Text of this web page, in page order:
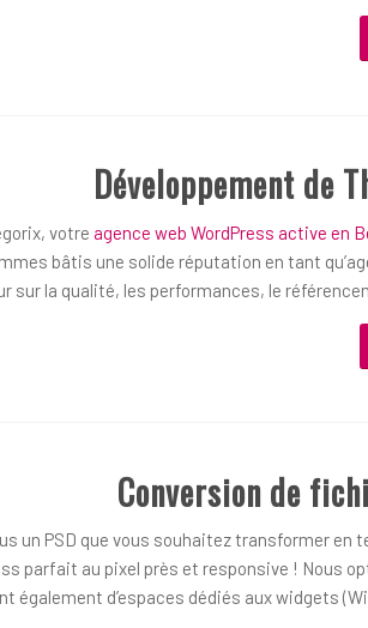
Développement de
votre agence web WordPress active en
bâtis une solide réputation en tant
sur la qualité, les performances, le
Conversion de
un PSD que vous souhaitez transformer en
parfait au pixel près et responsive ! Nous
également d’espaces dédiés aux widgets